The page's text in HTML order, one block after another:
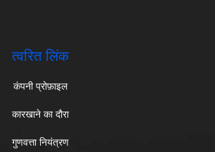
त्वरित लिंक
कंपनी प्रोफ़ाइल
कारखाने का दौरा
गुणवत्ता नियंत्रण